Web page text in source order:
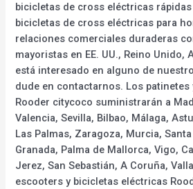
bicicletas de cross eléctricas
bicicletas de cross eléctricas para
relaciones comerciales duraderas
mayoristas en EE. UU., Reino Unido,
está interesado en alguno de
dude en contactarnos. Los
Rooder citycoco suministrarán a
Valencia, Sevilla, Bilbao, Málaga,
Las Palmas, Zaragoza, Murcia,
Granada, Palma de Mallorca, Vigo,
Jerez, San Sebastián, A Coruña,
escooters y bicicletas eléctricas